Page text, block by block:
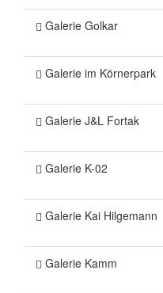
Galerie Golkar
Galerie im Körnerpark
Galerie J&L Fortak
Galerie K-02
Galerie Kai Hilgemann
Galerie Kamm